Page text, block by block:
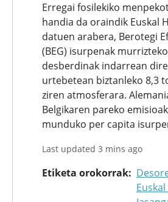
Erregai fosilekiko
handia da oraindik Euskal
datuen arabera, Berotegi
(BEG) isurpenak
desberdinak indarrean
urtebetean biztanleko 8,3
ziren atmosferara.
Belgikaren pareko
munduko per capita
Last updated 3 mins ago
Etiketa orokorrak